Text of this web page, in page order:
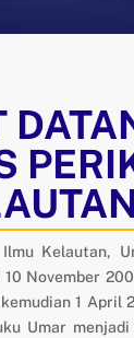
Kelautan,
November
1 April
Umar